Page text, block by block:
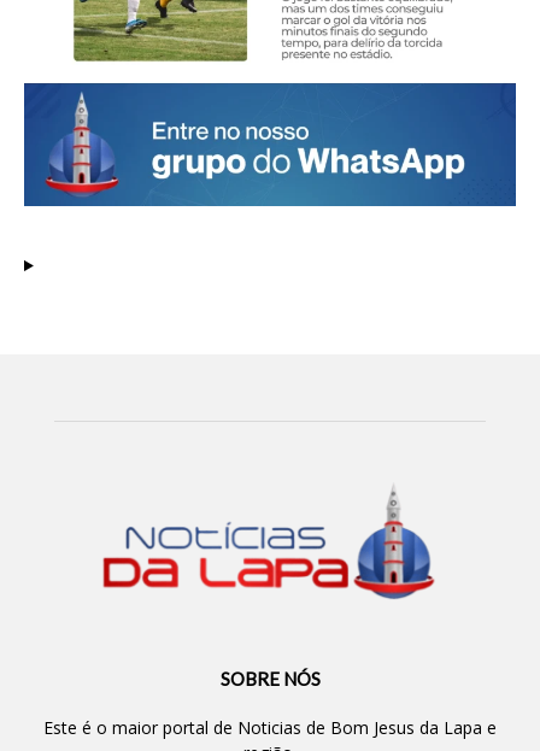
SOBRE NÓS
Este é o maior portal de Noticias de Bom Jesus da Lapa e